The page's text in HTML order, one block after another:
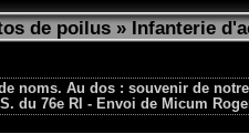
de poilus»Infanterie
noms. Au dos : souvenir de
du 76e RI - Envoi de Micum